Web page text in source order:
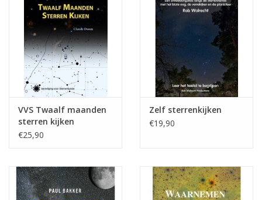
VVS Twaalf maanden
sterren kijken
€25,90
Zelf sterrenkijken
€19,90